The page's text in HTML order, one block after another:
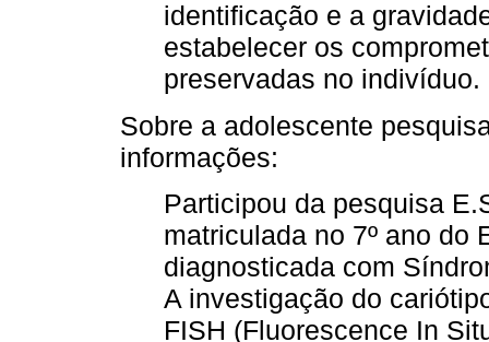
identificação e a
estabelecer os
preservadas no indivíduo.
Sobre a adolescente
informações:
Participou da pesquisa
matriculada no 7º ano do
diagnosticada com
A investigação do
FISH (Fluorescence In